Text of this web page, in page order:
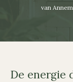
van
De energie